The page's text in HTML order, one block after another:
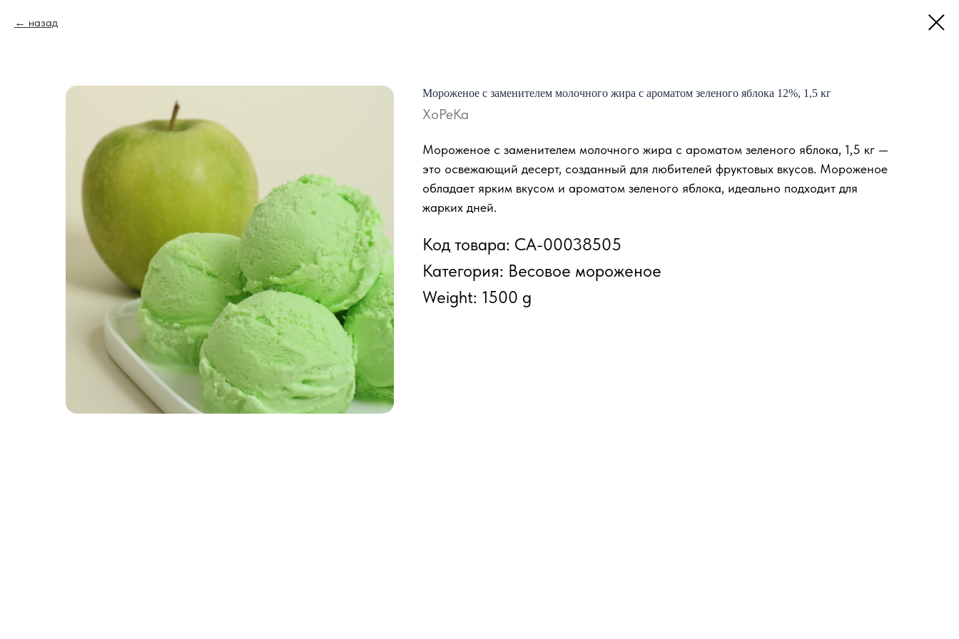
назад
Мороженое с заменителем молочного жира с ароматом зеленого яблока 12%, 1,5 кг
ХоРеКа
Мороженое с заменителем молочного жира с ароматом зеленого яблока, 1,5 кг —
это освежающий десерт, созданный для любителей фруктовых вкусов. Мороженое
обладает ярким вкусом и ароматом зеленого яблока, идеально подходит для
жарких дней.
Код товара: СА-00038505
Категория: Весовое мороженое
Weight: 1500 g